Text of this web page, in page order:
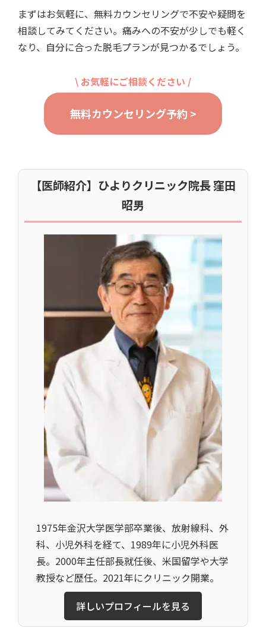
まずはお気軽に、無料カウンセリングで不安や疑問を
相談してみてください。痛みへの不安が少しでも軽く
なり、自分に合った脱毛プランが見つかるでしょう。
\ お気軽にご相談ください /
無料カウンセリング予約 >
【医師紹介】ひよりクリニック院長 窪田
昭男
1975年金沢大学医学部卒業後、放射線科、外
科、小児外科を経て、1989年に小児外科医
長。2000年主任部長就任後、米国留学や大学
教授など歴任。2021年にクリニック開業。
詳しいプロフィールを見る